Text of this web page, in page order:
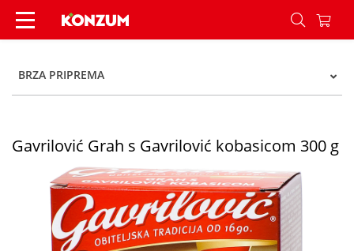
Gavrilović Grah s Gavrilović kobasicom 300 g -
BRZA PRIPREMA
Gavrilović Grah s Gavrilović kobasicom 300 g